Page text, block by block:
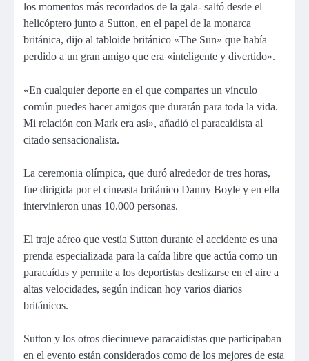
los momentos más recordados de la gala- saltó desde el
helicóptero junto a Sutton, en el papel de la monarca
británica, dijo al tabloide británico «The Sun» que había
perdido a un gran amigo que era «inteligente y divertido».
«En cualquier deporte en el que compartes un vínculo
común puedes hacer amigos que durarán para toda la vida.
Mi relación con Mark era así», añadió el paracaidista al
citado sensacionalista.
La ceremonia olímpica, que duró alrededor de tres horas,
fue dirigida por el cineasta británico Danny Boyle y en ella
intervinieron unas 10.000 personas.
El traje aéreo que vestía Sutton durante el accidente es una
prenda especializada para la caída libre que actúa como un
paracaídas y permite a los deportistas deslizarse en el aire a
altas velocidades, según indican hoy varios diarios
británicos.
Sutton y los otros diecinueve paracaidistas que participaban
en el evento están considerados como de los mejores de esta